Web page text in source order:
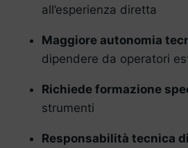
all’esperienza diretta
Maggiore autonomia
dipendere da operatori
Richiede formazione
strumenti
Responsabilità tecnica